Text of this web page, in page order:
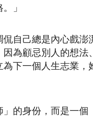
」
侃自己總是內心戲
因為顧忌別人的想
下一個人生志業
的身份，而是一個